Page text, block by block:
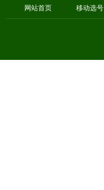
网站首页 移动选号